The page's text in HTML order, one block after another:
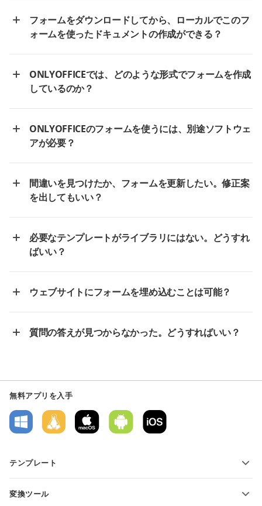
フォームをダウンロードしてから、ローカルでこのフ
ォームを使ったドキュメントの作成ができる？
ONLYOFFICEでは、どのような形式でフォームを作成
しているのか？
ONLYOFFICEのフォームを使うには、別途ソフトウェ
アが必要？
間違いを見つけたか、フォームを更新したい。修正案
を出してもいい？
必要なテンプレートがライブラリにはない。どうすれ
ばいい？
ウェブサイトにフォームを埋め込むことは可能？
質問の答えが見つからなかった。どうすればいい？
無料アプリを入手
テンプレート
テキスト文書テンプレート
変換ツール